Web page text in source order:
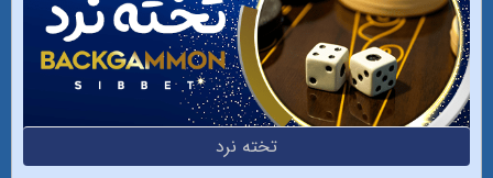
تخته نرد